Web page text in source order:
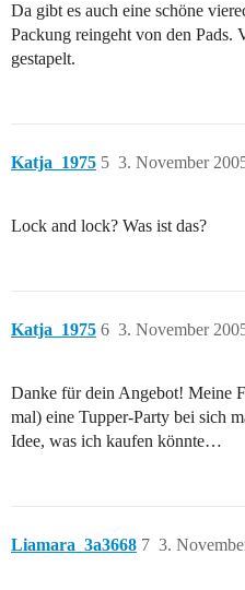
Da gibt es auch eine schöne
Packung reingeht von den Pads.
gestapelt.
Katja_1975 3. November
5
Lock and lock? Was ist das?
Katja_1975 3. November
6
Danke für dein Angebot! Meine
mal) eine Tupper-Party bei sich
Idee, was ich kaufen könnte…
Liamara_3a3668 3.
7